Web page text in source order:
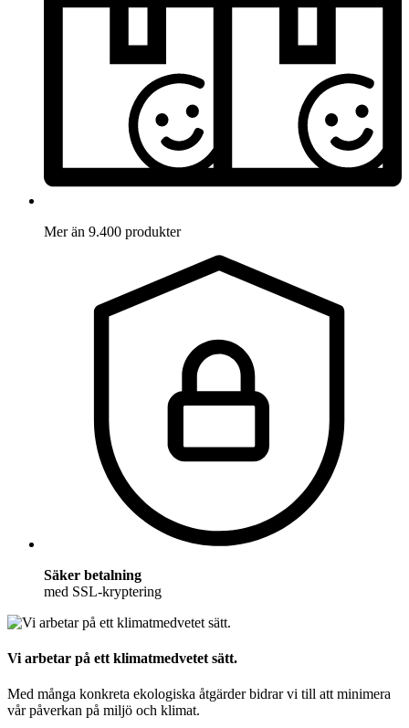
Mer än 9.400 produkter
Säker betalning
med SSL-kryptering
Vi arbetar på ett klimatmedvetet sätt.
Med många konkreta ekologiska åtgärder bidrar vi till att minimera
vår påverkan på miljö och klimat.